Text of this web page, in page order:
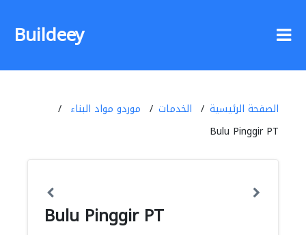
Buildeey
الصفحة الرئيسية الخدمات
موردو مواد البناء
Bulu Pinggir PT
Bulu Pinggir PT